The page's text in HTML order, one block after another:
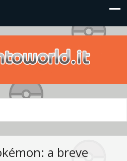
Pokémon e Nintendo
a breve